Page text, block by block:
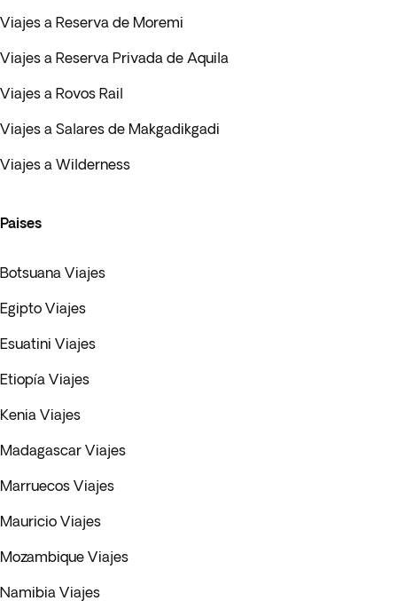
Viajes a Reserva de Moremi
Viajes a Reserva Privada de Aquila
Viajes a Rovos Rail
Viajes a Salares de Makgadikgadi
Viajes a Wilderness
Paises
Botsuana Viajes
Egipto Viajes
Esuatini Viajes
Etiopía Viajes
Kenia Viajes
Madagascar Viajes
Marruecos Viajes
Mauricio Viajes
Mozambique Viajes
Namibia Viajes